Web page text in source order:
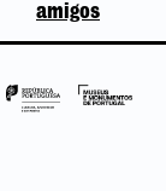
amigos